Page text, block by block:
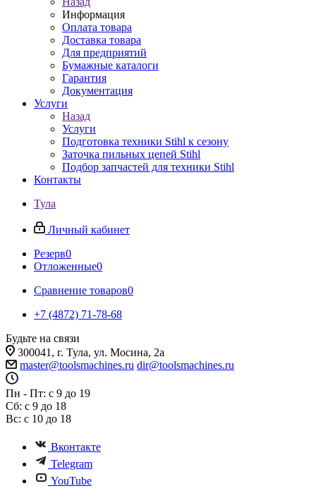
Информация
Оплата товара
Доставка товара
Для предприятий
Бумажные каталоги
Гарантия
Документация
Услуги
Назад
Услуги
Подготовка техники Stihl к сезону
Заточка пильных цепей Stihl
Подбор запчастей для техники Stihl
Контакты
Тула
Личный кабинет
Резерв0
Отложенные0
Сравнение товаров0
+7 (4872) 71-78-68
Будьте на связи
300041, г. Тула, ул. Мосина, 2а
master@toolsmachines.ru dir@toolsmachines.ru
Пн - Пт: с 9 до 19
Сб: с 9 до 18
Вс: с 10 до 18
Вконтакте
Telegram
YouTube